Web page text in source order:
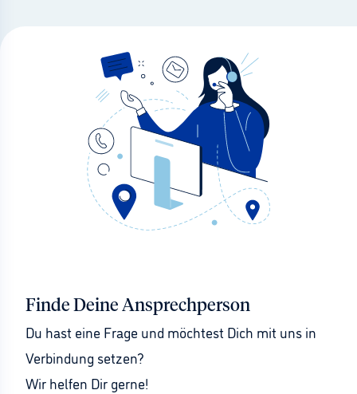
Finde Deine Ansprechperson
Du hast eine Frage und möchtest Dich mit uns in
Verbindung setzen?
Wir helfen Dir gerne!